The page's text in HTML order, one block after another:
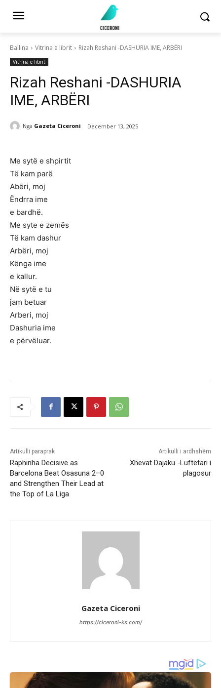
Ballina Vitrina e librit Rizah Reshani -DASHURIA IME, ARBËRI
Vitrina e librit
Rizah Reshani -DASHURIA
IME, ARBËRI
Nga Gazeta Ciceroni December 13, 2025
Me sytë e shpirtit
Të kam parë
Abëri, moj
Ëndrra ime
e bardhë.
Me syte e zemës
Të kam dashur
Arbëri, moj
Kënga ime
e kallur.
Në sytë e tu
jam betuar
Arberi, moj
Dashuria ime
e përvëluar.
Artikulli paraprak
Raphinha Decisive as
Barcelona Beat Osasuna 2–0
and Strengthen Their Lead at
the Top of La Liga
Artikulli i ardhshëm
Xhevat Dajaku -Luftëtari i
plagosur
Gazeta Ciceroni
https://ciceroni-ks.com/